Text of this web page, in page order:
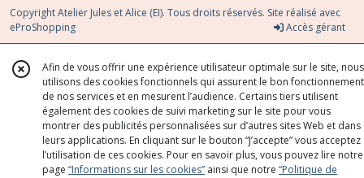
Copyright Atelier Jules et Alice (EI). Tous droits réservés. Site réalisé avec
eProShopping
Accès gérant
Afin de vous offrir une expérience utilisateur optimale sur le site, nous
utilisons des cookies fonctionnels qui assurent le bon fonctionnement
de nos services et en mesurent l’audience. Certains tiers utilisent
également des cookies de suivi marketing sur le site pour vous
montrer des publicités personnalisées sur d’autres sites Web et dans
leurs applications. En cliquant sur le bouton “J’accepte” vous acceptez
l’utilisation de ces cookies. Pour en savoir plus, vous pouvez lire notre
page “Informations sur les cookies” ainsi que notre “Politique de